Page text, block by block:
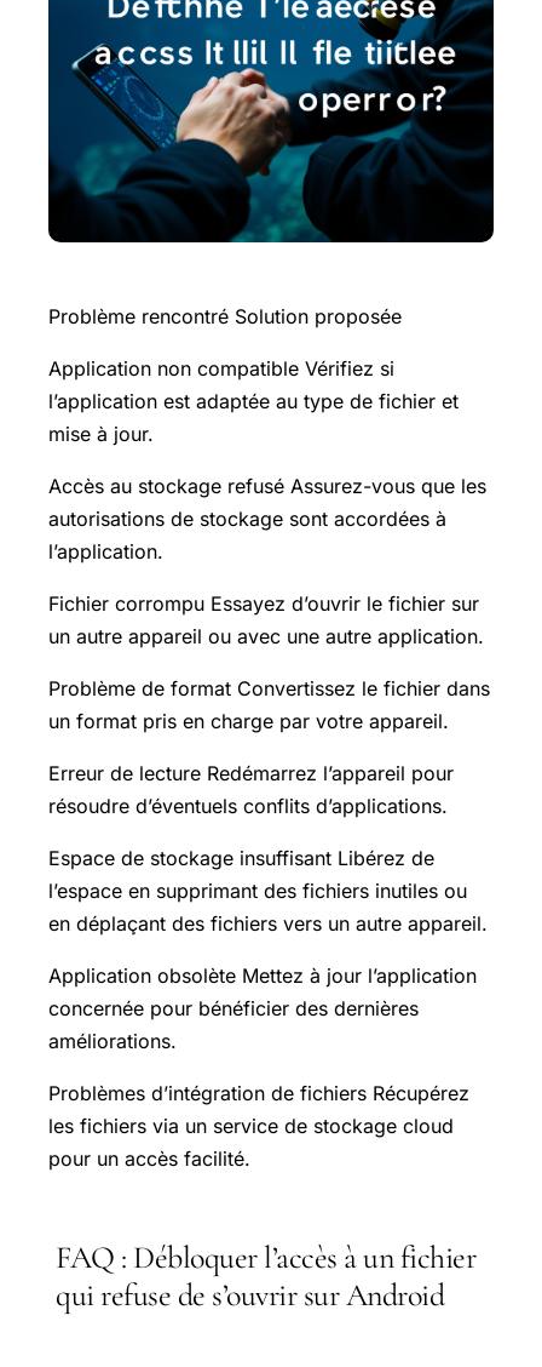
Problème rencontré Solution proposée
Application non compatible Vérifiez si
l’application est adaptée au type de fichier et
mise à jour.
Accès au stockage refusé Assurez-vous que les
autorisations de stockage sont accordées à
l’application.
Fichier corrompu Essayez d’ouvrir le fichier sur
un autre appareil ou avec une autre application.
Problème de format Convertissez le fichier dans
un format pris en charge par votre appareil.
Erreur de lecture Redémarrez l’appareil pour
résoudre d’éventuels conflits d’applications.
Espace de stockage insuffisant Libérez de
l’espace en supprimant des fichiers inutiles ou
en déplaçant des fichiers vers un autre appareil.
Application obsolète Mettez à jour l’application
concernée pour bénéficier des dernières
améliorations.
Problèmes d’intégration de fichiers Récupérez
les fichiers via un service de stockage cloud
pour un accès facilité.
FAQ : Débloquer l’accès à un fichier
qui refuse de s’ouvrir sur Android